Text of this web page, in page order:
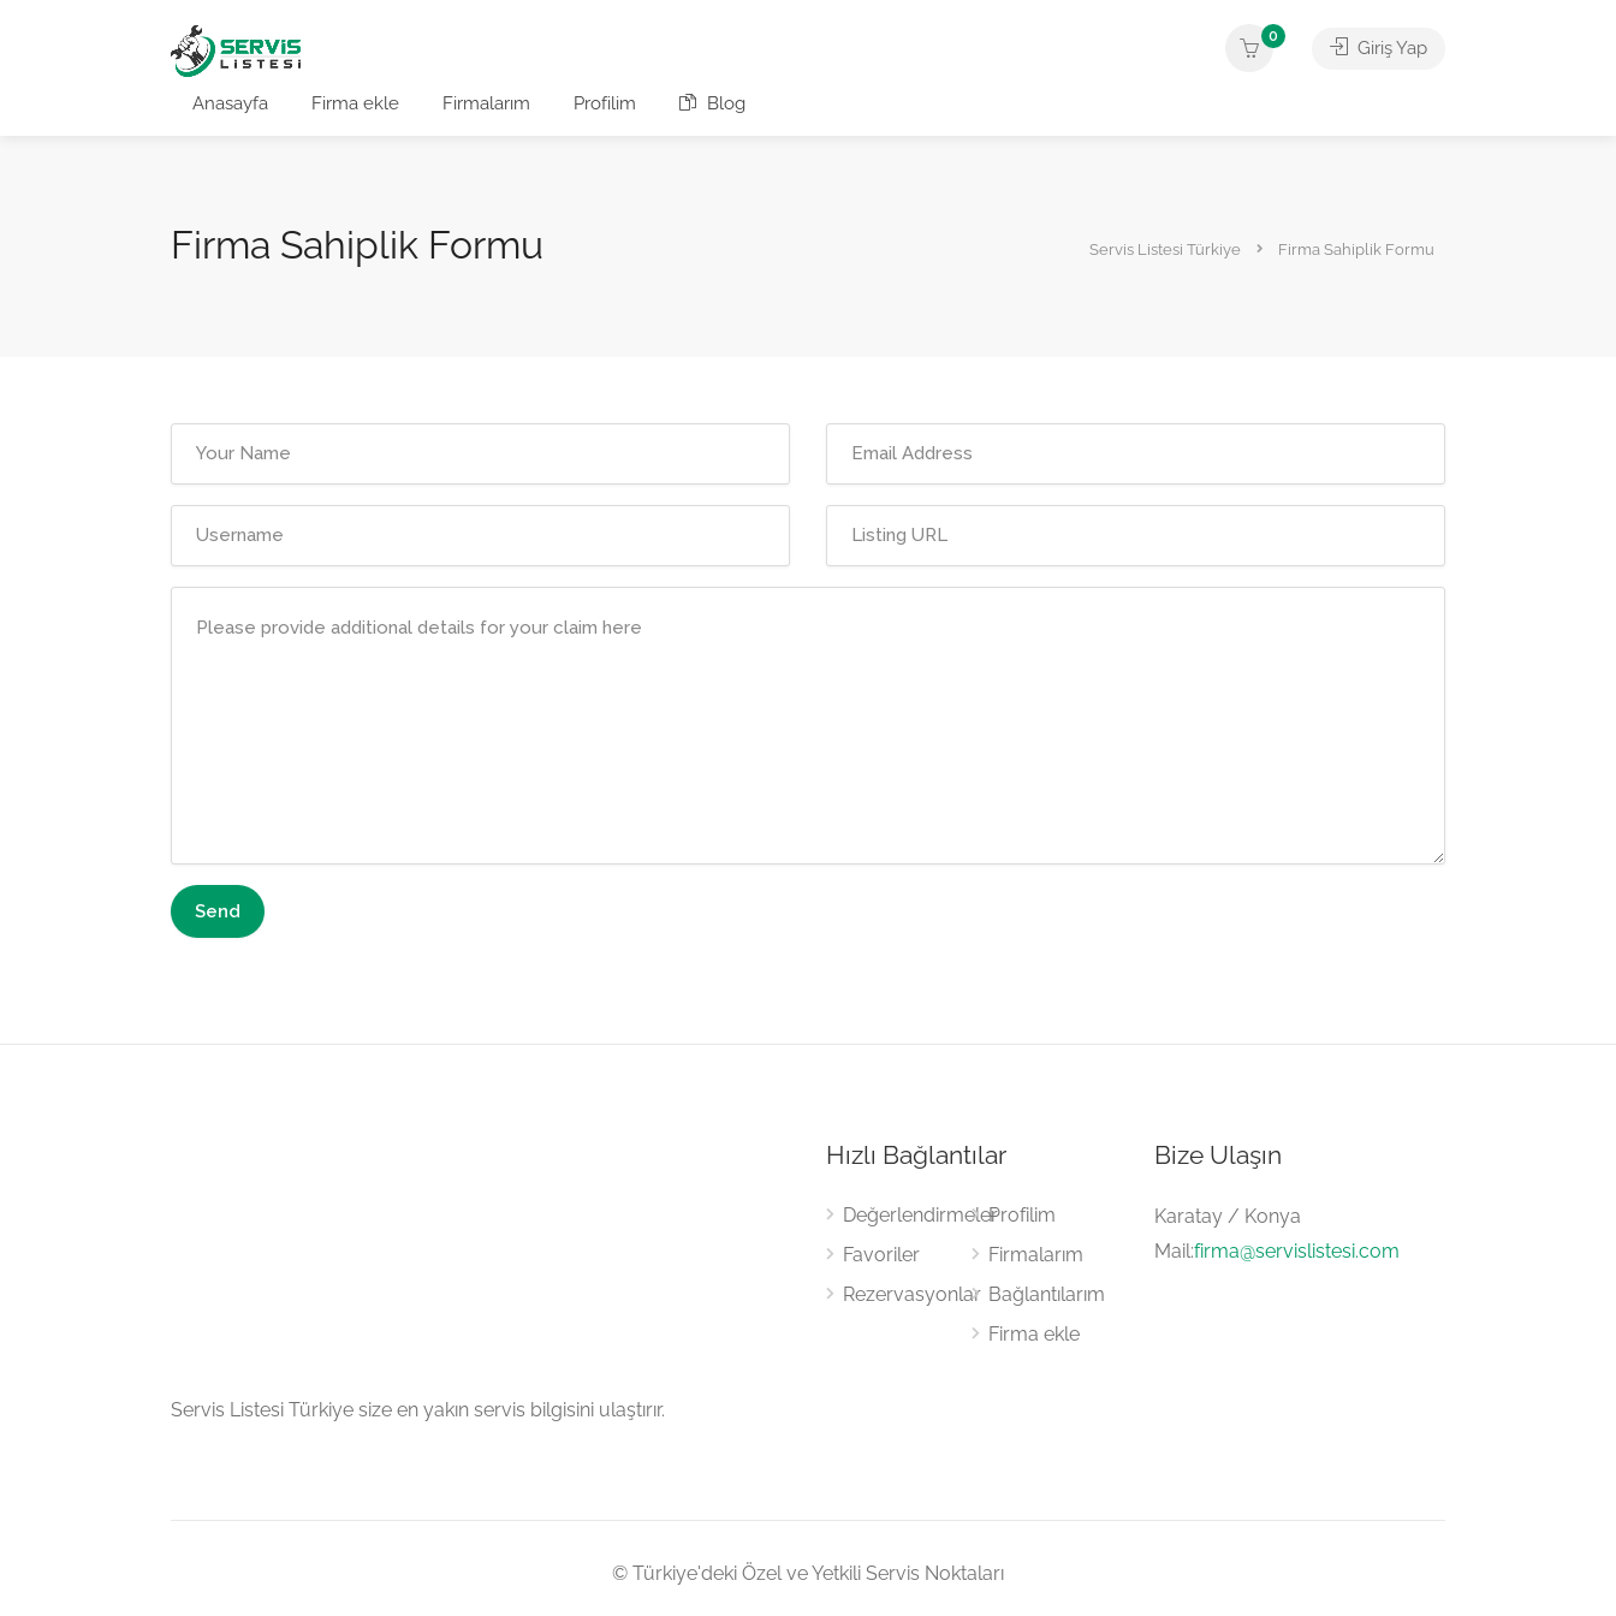
Anasayfa Firma ekle Firmalarım Profilim Blog
0
Giriş Yap
Firma Sahiplik Formu Servis Listesi Türkiye Firma Sahiplik Formu
Servis Listesi Türkiye size en yakın servis bilgisini ulaştırır.
Hızlı Bağlantılar
Değerlendirmeler
Favoriler
Rezervasyonlar
Profilim
Firmalarım
Bağlantılarım
Firma ekle
Bize Ulaşın
Karatay / Konya
Mail:firma@servislistesi.com
© Türkiye'deki Özel ve Yetkili Servis Noktaları